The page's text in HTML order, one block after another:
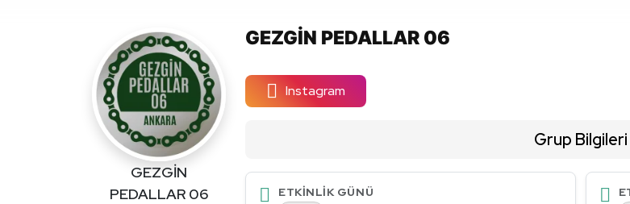
GEZGİN
PEDALLAR 06
GEZGİN PEDALLAR 06
Instagram
Grup Bilgileri
ETKINLIK GÜNÜ